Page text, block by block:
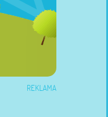
REKLAMA